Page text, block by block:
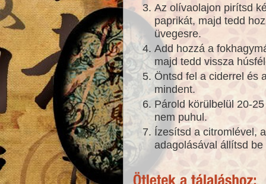
Az olívaolajon pirítsd
paprikát, majd tedd
üvegesre.
Add hozzá a
majd tedd vissza
Öntsd fel a ciderrel és
mindent.
Párold körülbelül 20-
nem puhul.
Ízesítsd a citromlével,
adagolásával állítsd